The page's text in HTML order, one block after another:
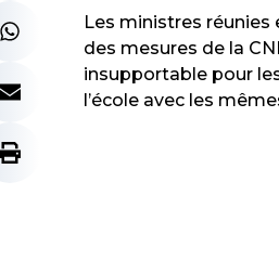
Les ministres
des mesures de la
insupportable pour
l’école avec les